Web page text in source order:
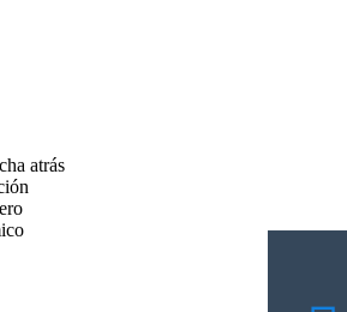
atrás